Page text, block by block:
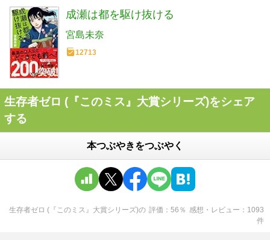
成瀬は都を駆け抜ける
宮島未奈
12713
生存者ゼロ (『このミス』大賞シリーズ)をシェア
する
本つぶやきをつぶやく
生存者ゼロ (『このミス』大賞シリーズ)の 評価 56 ％ 感想・レビュー
1093
件